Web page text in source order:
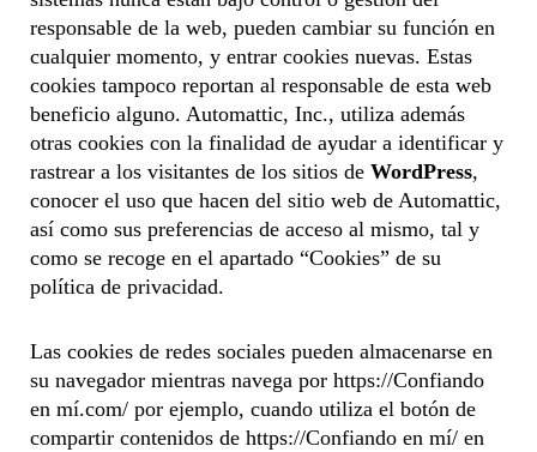
responsable de la web, pueden cambiar su función en
cualquier momento, y entrar cookies nuevas. Estas
cookies tampoco reportan al responsable de esta web
beneficio alguno. Automattic, Inc., utiliza además
otras cookies con la finalidad de ayudar a identificar y
rastrear a los visitantes de los sitios de WordPress,
conocer el uso que hacen del sitio web de Automattic,
así como sus preferencias de acceso al mismo, tal y
como se recoge en el apartado “Cookies” de su
política de privacidad.
Las cookies de redes sociales pueden almacenarse en
su navegador mientras navega por https://Confiando
en mí.com/ por ejemplo, cuando utiliza el botón de
compartir contenidos de https://Confiando en mí/ en